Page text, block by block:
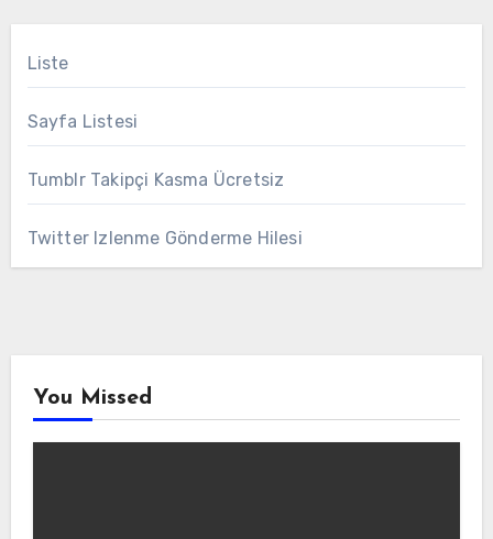
Liste
Sayfa Listesi
Tumblr Takipçi Kasma Ücretsiz
Twitter Izlenme Gönderme Hilesi
You Missed